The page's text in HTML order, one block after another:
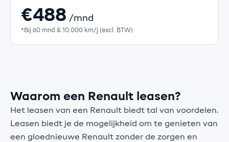
€488 /mnd
*Bij 60 mnd & 10.000 km/j (excl. BTW)
Waarom een Renault leasen?
Het leasen van een Renault biedt tal van voordelen.
Leasen biedt je de mogelijkheid om te genieten van
een gloednieuwe Renault zonder de zorgen en